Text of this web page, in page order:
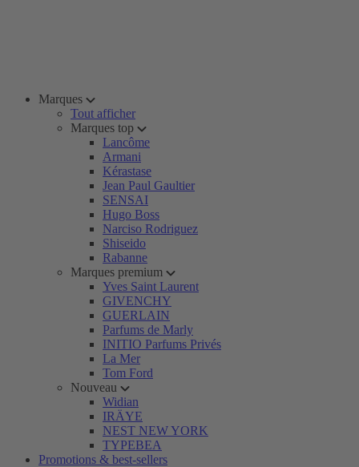
Marques
Tout afficher
Marques top
Lancôme
Armani
Kérastase
Jean Paul Gaultier
SENSAI
Hugo Boss
Narciso Rodriguez
Shiseido
Rabanne
Marques premium
Yves Saint Laurent
GIVENCHY
GUERLAIN
Parfums de Marly
INITIO Parfums Privés
La Mer
Tom Ford
Nouveau
Widian
IRÄYE
NEST NEW YORK
TYPEBEA
Promotions & best-sellers